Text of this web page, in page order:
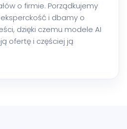
o firmie. Porządkujemy
i dbamy o
dzięki czemu modele AI
ofertę i częściej ją